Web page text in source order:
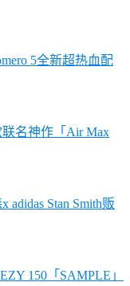
5全新超热血配
名神作「Air Max
Stan Smith贩
150「SAMPLE」